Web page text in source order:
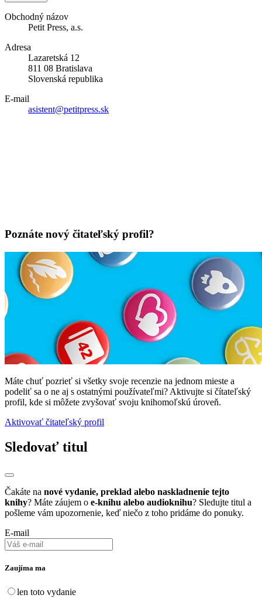
Obchodný názov
Petit Press, a.s.
Adresa
Lazaretská 12
811 08 Bratislava
Slovenská republika
E-mail
asistent@petitpress.sk
Poznáte nový čitateľský profil?
Máte chuť pozrieť si všetky svoje recenzie na jednom mieste a
podeliť sa o ne aj s ostatnými používateľmi? Aktivujte si čítateľský
profil, kde si môžete zvyšovať svoju knihomoľskú úroveň.
Aktivovať čitateľský profil
Sledovať titul
Čakáte na nové vydanie, preklad alebo naskladnenie tejto
knihy? Máte záujem o e-knihu alebo audioknihu? Sledujte titul a
pošleme vám upozornenie, keď niečo z toho pridáme do ponuky.
E-mail
Zaujíma ma
len toto vydanie